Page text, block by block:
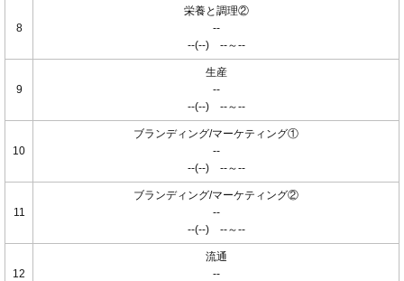
8
栄養と調理②
--
--(--) --～--
9
生産
--
--(--) --～--
10
ブランディング/マーケティング①
--
--(--) --～--
11
ブランディング/マーケティング②
--
--(--) --～--
12
流通
--